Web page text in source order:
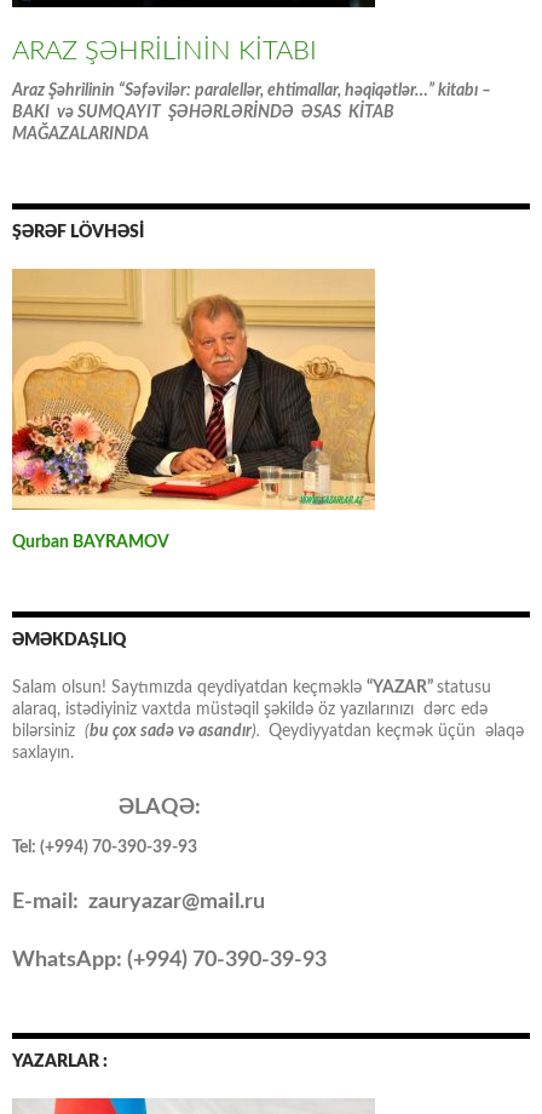
ARAZ ŞƏHRİLİNİN KİTABI
Araz Şəhrilinin “Səfəvilər: paralellər, ehtimallar, həqiqətlər…” kitabı –
BAKI və SUMQAYIT ŞƏHƏRLƏRİNDƏ ƏSAS KİTAB
MAĞAZALARINDA
ŞƏRƏF LÖVHƏSİ
Qurban BAYRAMOV
ƏMƏKDAŞLIQ
Salam olsun! Saytımızda qeydiyatdan keçməklə “YAZAR” statusu
alaraq, istədiyiniz vaxtda müstəqil şəkildə öz yazılarınızı dərc edə
bilərsiniz (bu çox sadə və asandır). Qeydiyyatdan keçmək üçün əlaqə
saxlayın.
ƏLAQƏ:
Tel: (+994) 70-390-39-93
E-mail: zauryazar@mail.ru
WhatsApp: (+994) 70-390-39-93
YAZARLAR :